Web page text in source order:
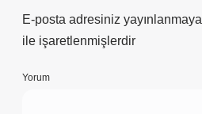
E-posta adresiniz
ile işaretlenmişlerdir
Yorum